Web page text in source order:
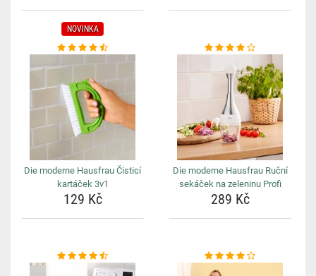
NOVINKA
Die moderne Hausfrau Čisticí
kartáček 3v1
129 Kč
Die moderne Hausfrau Ruční
sekáček na zeleninu Profi
289 Kč